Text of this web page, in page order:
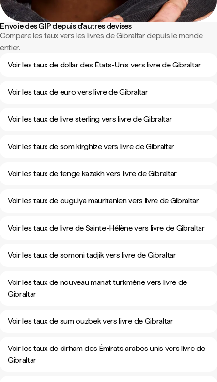
Envoie des GIP depuis d'autres devises
Compare les taux vers les livres de Gibraltar depuis le monde
entier.
Voir les taux de dollar des États-Unis vers livre de Gibraltar
Voir les taux de euro vers livre de Gibraltar
Voir les taux de livre sterling vers livre de Gibraltar
Voir les taux de som kirghize vers livre de Gibraltar
Voir les taux de tenge kazakh vers livre de Gibraltar
Voir les taux de ouguiya mauritanien vers livre de Gibraltar
Voir les taux de livre de Sainte-Hélène vers livre de Gibraltar
Voir les taux de somoni tadjik vers livre de Gibraltar
Voir les taux de nouveau manat turkmène vers livre de
Gibraltar
Voir les taux de sum ouzbek vers livre de Gibraltar
Voir les taux de dirham des Émirats arabes unis vers livre de
Gibraltar